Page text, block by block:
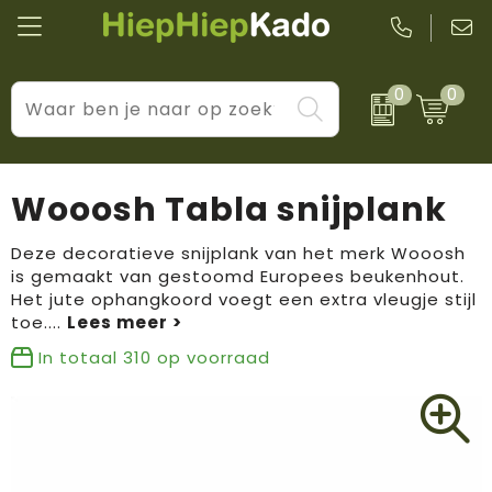
0 0
Kantoor & schrijfwaren
Tassen & reizen
Huis, tuin & keuken
Levensstijl
BIC
Brandflavours
Camelbak
Wooosh Tabla snijplank
Deze decoratieve snijplank van het merk Wooosh
is gemaakt van gestoomd Europees beukenhout.
Het jute ophangkoord voegt een extra vleugje stijl
toe....
In totaal 310 op voorraad